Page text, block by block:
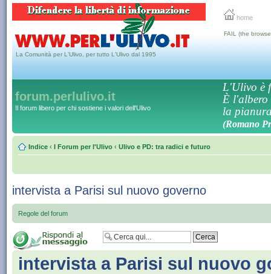
home
La Comunità per L'Ulivo, per tutto L'Ulivo dal 1995
FAIL (the
forum.perlulivo.it
Il forum libero per chi sostiene i valori dell'Ulivo
L'Ulivo è
È l'albero
la
(Romano
Indice ‹ I Forum per l'Ulivo ‹ Ulivo e PD: tra radici e futuro
intervista a Parisi sul nuovo governo
Regole del forum
intervista a Parisi sul nuovo